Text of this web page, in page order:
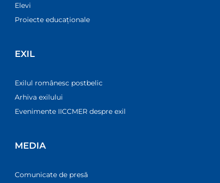
Elevi
Proiecte educaționale
EXIL
Exilul românesc postbelic
Arhiva exilului
Evenimente IICCMER despre exil
MEDIA
Comunicate de presă